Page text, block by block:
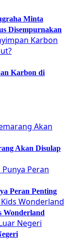
Minta
Disempurnakan
Karbon di
Akan Disulap
Peran Penting
Wonderland